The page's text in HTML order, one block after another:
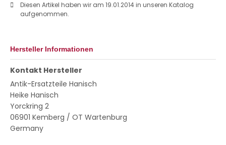
Diesen Artikel haben wir am 19.01.2014 in unseren Katalog
aufgenommen.
Hersteller Informationen
Kontakt Hersteller
Antik-Ersatzteile Hanisch
Heike Hanisch
Yorckring 2
06901 Kemberg / OT Wartenburg
Germany